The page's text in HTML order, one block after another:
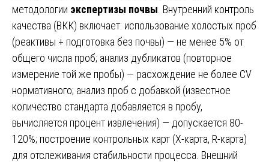
методологии экспертизы почвы . Внутренний контроль
качества (ВКК) включает: использование холостых проб
(реактивы + подготовка без почвы) — не менее 5% от
общего числа проб; анализ дубликатов (повторное
измерение той же пробы) — расхождение не более CV
нормативного; анализ проб с добавкой (известное
количество стандарта добавляется в пробу,
вычисляется процент извлечения) — допускается 80-
120%; построение контрольных карт (X-карта, R-карта)
для отслеживания стабильности процесса. Внешний